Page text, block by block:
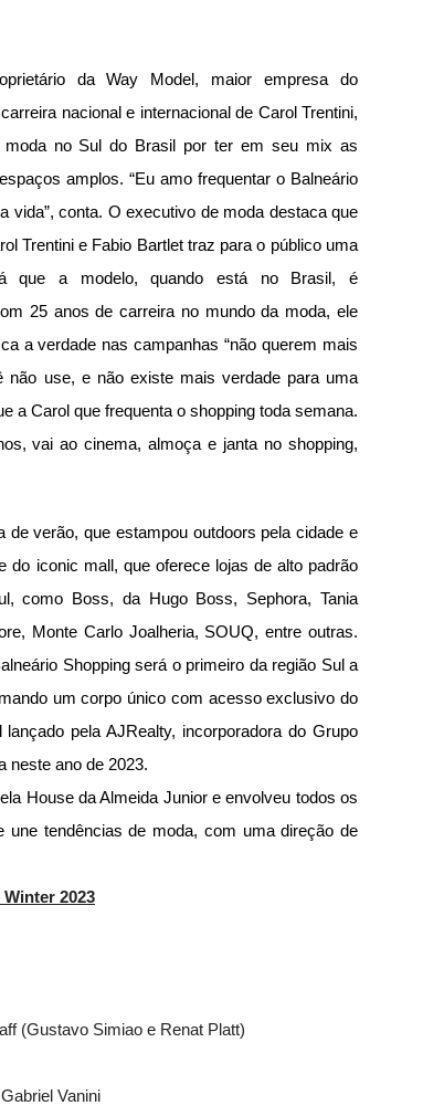
da Way Model, maior empresa do
nacional e internacional de Carol Trentini,
no Sul do Brasil por ter em seu mix as
amplos. “Eu amo frequentar o Balneário
vida”, conta. O executivo de moda destaca que
Trentini e Fabio Bartlet traz para o público uma
que a modelo, quando está no Brasil, é
25 anos de carreira no mundo da moda, ele
a verdade nas campanhas “não querem mais
não use, e não existe mais verdade para uma
a Carol que frequenta o shopping toda semana.
vai ao cinema, almoça e janta no shopping,
verão, que estampou outdoors pela cidade e
do iconic mall, que oferece lojas de alto padrão
como Boss, da Hugo Boss, Sephora, Tania
Monte Carlo Joalheria, SOUQ, entre outras.
Shopping será o primeiro da região Sul a
um corpo único com acesso exclusivo do
pela AJRealty, incorporadora do Grupo
neste ano de 2023.
House da Almeida Junior e envolveu todos os
une tendências de moda, com uma direção de
2023
(Gustavo Simiao e Renat Platt)
Vanini